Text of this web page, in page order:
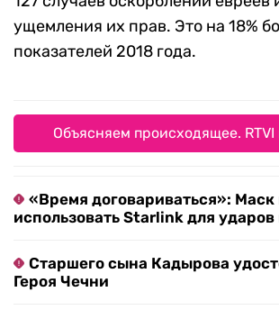
ущемления их прав. Это на 18%
показателей 2018 года.
Объясняем происходящее. RTVI
«Время договариваться»: Маск
использовать Starlink для ударов
Старшего сына Кадырова
Героя Чечни